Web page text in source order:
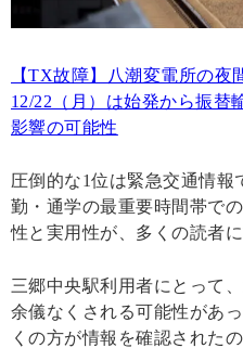
【TX故障】八潮変電所の夜
12/22（月）は始発から振替
影響の可能性
圧倒的な1位は緊急交通情報
勤・通学の最重要時間帯で
性と実用性が、多くの読者
三郷中央駅利用者にとって
余儀なくされる可能性があ
くの方が情報を確認されたの